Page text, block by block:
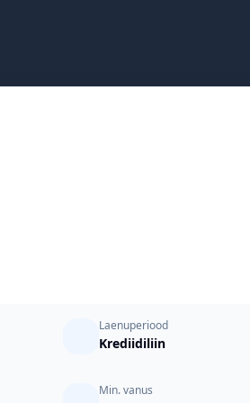
Laenuperiood
Krediidiliin
Min. vanus